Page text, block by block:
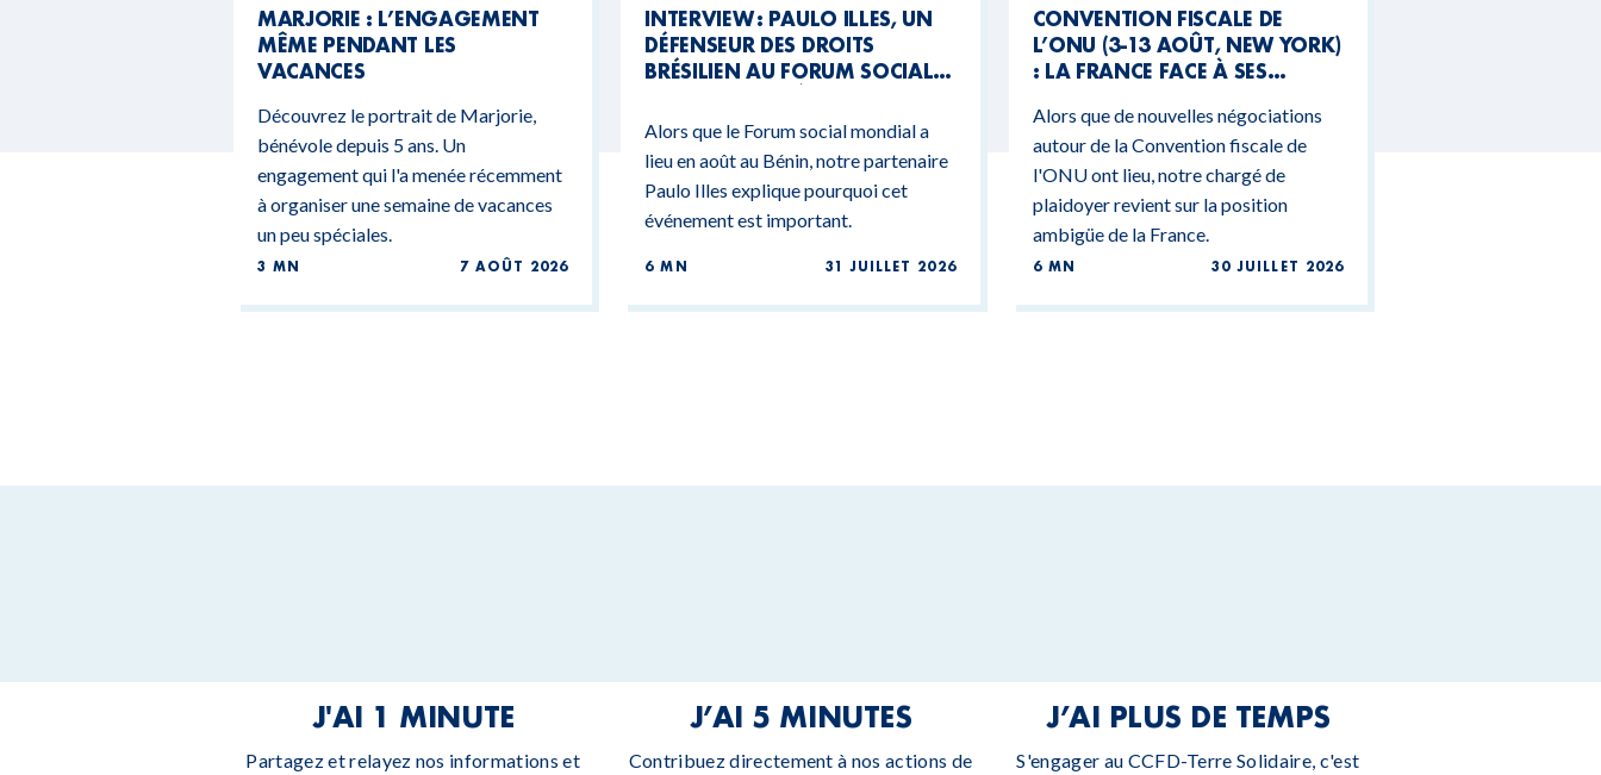
MARJORIE : L’ENGAGEMENT
MÊME PENDANT LES
VACANCES
Découvrez le portrait de Marjorie,
bénévole depuis 5 ans. Un
engagement qui l'a menée récemment
à organiser une semaine de vacances
un peu spéciales.
3 MN 7 AOÛT 2026
INTERVIEW : PAULO ILLES, UN
DÉFENSEUR DES DROITS
BRÉSILIEN AU FORUM SOCIAL
Alors que le Forum social mondial a
lieu en août au Bénin, notre partenaire
Paulo Illes explique pourquoi cet
événement est important.
6 MN 31 JUILLET 2026
CONVENTION FISCALE DE
L’ONU (3-13 AOÛT, NEW YORK)
: LA FRANCE FACE À SES
BUDGÉTAIRES
Alors que de nouvelles négociations
autour de la Convention fiscale de
l'ONU ont lieu, notre chargé de
plaidoyer revient sur la position
ambigüe de la France.
6 MN 30 JUILLET 2026
J'AI 1 MINUTE
Partagez et relayez nos informations et
J’AI 5 MINUTES
Contribuez directement à nos actions de
J’AI PLUS DE TEMPS
S'engager au CCFD-Terre Solidaire, c'est